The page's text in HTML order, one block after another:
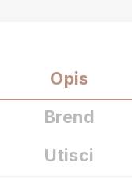
Opis
Brend
Utisci